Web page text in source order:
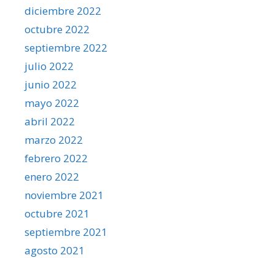
diciembre 2022
octubre 2022
septiembre 2022
julio 2022
junio 2022
mayo 2022
abril 2022
marzo 2022
febrero 2022
enero 2022
noviembre 2021
octubre 2021
septiembre 2021
agosto 2021